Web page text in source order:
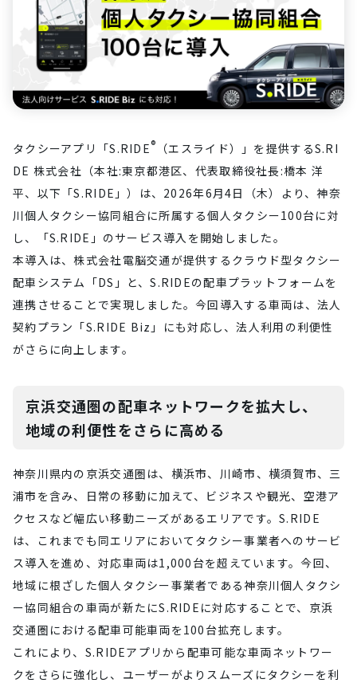
タクシーアプリ「S.RIDE®
（エスライド）」を提供するS.RI
DE 株式会社（本社:東京都港区、代表取締役社⾧:橋本 洋
平、以下「S.RIDE」）は、2026年6月4日（木）より、神奈
川個人タクシー協同組合に所属する個人タクシー100台に対
し、「S.RIDE」のサービス導入を開始しました。
本導入は、株式会社電脳交通が提供するクラウド型タクシー
配車システム「DS」と、S.RIDEの配車プラットフォームを
連携させることで実現しました。今回導入する車両は、法人
契約プラン「S.RIDE Biz」にも対応し、法人利用の利便性
がさらに向上します。
京浜交通圏の配車ネットワークを拡大し、
地域の利便性をさらに高める
神奈川県内の京浜交通圏は、横浜市、川崎市、横須賀市、三
浦市を含み、日常の移動に加えて、ビジネスや観光、空港ア
クセスなど幅広い移動ニーズがあるエリアです。S.RIDE
は、これまでも同エリアにおいてタクシー事業者へのサービ
ス導入を進め、対応車両は1,000台を超えています。今回、
地域に根ざした個人タクシー事業者である神奈川個人タクシ
ー協同組合の車両が新たにS.RIDEに対応することで、京浜
交通圏における配車可能車両を100台拡充します。
これにより、S.RIDEアプリから配車可能な車両ネットワー
クをさらに強化し、ユーザーがよりスムーズにタクシーを利